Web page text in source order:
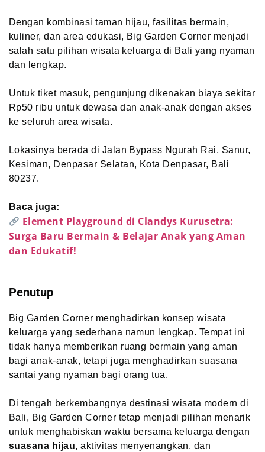
Dengan kombinasi taman hijau, fasilitas bermain,
kuliner, dan area edukasi, Big Garden Corner menjadi
salah satu pilihan wisata keluarga di Bali yang nyaman
dan lengkap.
Untuk tiket masuk, pengunjung dikenakan biaya sekitar
Rp50 ribu untuk dewasa dan anak-anak dengan akses
ke seluruh area wisata.
Lokasinya berada di Jalan Bypass Ngurah Rai, Sanur,
Kesiman, Denpasar Selatan, Kota Denpasar, Bali
80237.
Baca juga:
Element Playground di Clandys Kurusetra:
Surga Baru Bermain & Belajar Anak yang Aman
dan Edukatif!
Penutup
Big Garden Corner menghadirkan konsep wisata
keluarga yang sederhana namun lengkap. Tempat ini
tidak hanya memberikan ruang bermain yang aman
bagi anak-anak, tetapi juga menghadirkan suasana
santai yang nyaman bagi orang tua.
Di tengah berkembangnya destinasi wisata modern di
Bali, Big Garden Corner tetap menjadi pilihan menarik
untuk menghabiskan waktu bersama keluarga dengan
suasana hijau, aktivitas menyenangkan, dan